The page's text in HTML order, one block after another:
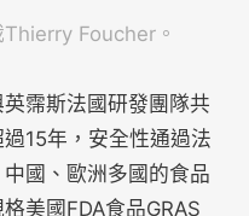
Foucher。
霈斯法國研發團隊共
15年，安全性通過法
國、歐洲多國的食品
美國FDA食品GRAS